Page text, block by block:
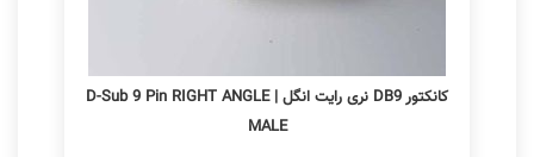
کانکتور DB9 نری رایت انگل | D-Sub 9 Pin RIGHT ANGLE
MALE